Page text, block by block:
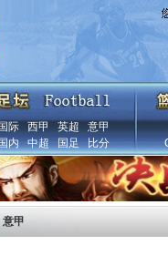
国际 西甲 英超
意甲
内
中超 国足 比分
意甲